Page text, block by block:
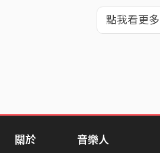
點我看更多
關於 音樂人